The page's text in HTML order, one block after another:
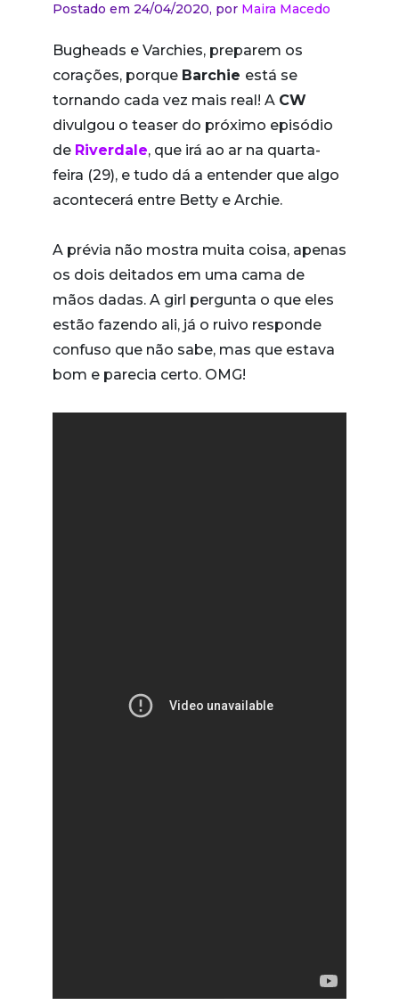
Postado em 24/04/2020, por Maira Macedo
Bugheads e Varchies, preparem os
corações, porque Barchie está se
tornando cada vez mais real! A CW
divulgou o teaser do próximo episódio
de Riverdale, que irá ao ar na quarta-
feira (29), e tudo dá a entender que algo
acontecerá entre Betty e Archie.
A prévia não mostra muita coisa, apenas
os dois deitados em uma cama de
mãos dadas. A girl pergunta o que eles
estão fazendo ali, já o ruivo responde
confuso que não sabe, mas que estava
bom e parecia certo. OMG!